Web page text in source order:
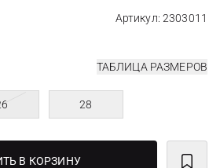
Артикул: 2303011
ТАБЛИЦА РАЗМЕРОВ
28
В КОРЗИНУ